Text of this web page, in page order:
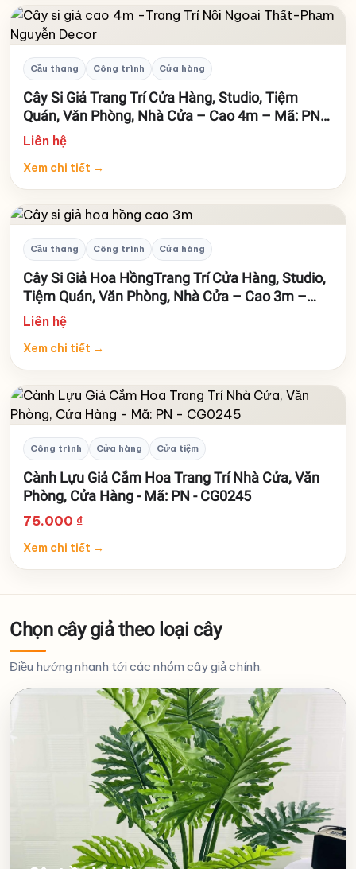
Cầu thang Công trình Cửa hàng
Cây Si Giả Trang Trí Cửa Hàng, Studio, Tiệm
Quán, Văn Phòng, Nhà Cửa – Cao 4m – Mã: PN-
CG0247
Liên hệ
Xem chi tiết →
Cầu thang Công trình Cửa hàng
Cây Si Giả Hoa HồngTrang Trí Cửa Hàng, Studio,
Tiệm Quán, Văn Phòng, Nhà Cửa – Cao 3m –
Mã: PN-CG0246
Liên hệ
Xem chi tiết →
Công trình Cửa hàng Cửa tiệm
Cành Lựu Giả Cắm Hoa Trang Trí Nhà Cửa, Văn
Phòng, Cửa Hàng - Mã: PN - CG0245
75.000 ₫
Xem chi tiết →
Chọn cây giả theo loại cây
Điều hướng nhanh tới các nhóm cây giả chính.